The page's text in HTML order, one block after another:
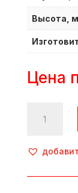
Высота,
Цена
товара
жарочная,
7IE10S,